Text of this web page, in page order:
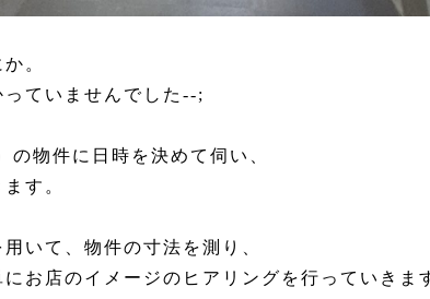
。
ていませんでした--;
の物件に日時を決めて伺い、
す。
いて、物件の寸法を測り、
お店のイメージのヒアリングを行っていきま